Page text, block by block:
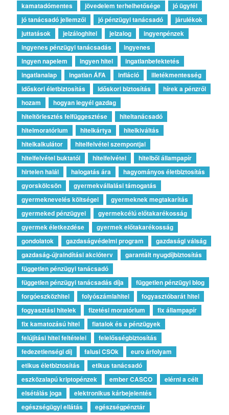
kamatadómentes
jövedelem terhelhetősége
jó ügyfél
jó tanácsadó jellemzői
jó pénzügyi tanácsadó
járulékok
juttatások
jelzáloghitel jelzalog
ingyenpénzek
ingyenes pénzügyi tanácsadás
ingyenes
ingyen napelem
ingyen hitel
ingatlanbefektetés
ingatlanalap
ingatlan ÁFA infláció
illetékmentesség
időskori életbiztosítás
időskori biztosítás
hírek a pénzről
hozam
hogyan legyél gazdag
hiteltörlesztés felfüggesztése
hiteltanácsadó
hitelmoratórium
hitelkártya
hitelkiváltás
hitelkalkulátor
hitelfelvétel szempontjai
hitelfelvétel buktatói
hitelfelvétel
hitelből állampapír
hirtelen halál
halogatás ára
hagyományos életbiztosítás
gyorskölcsön
gyermekvállalási támogatás
gyermeknevelés költségei
gyermeknek megtakarítás
gyermeked pénzügyei
gyermekcélú előtakarékosság
gyermek életkezdése
gyermek előtakarékosság
gondolatok
gazdaságvédelmi program
gazdasági válság
gazdaság-újraindítási akcióterv
garantált nyugdíjbiztosítás
független pénzügyi tanácsadó
független pénzügyi tanácsadás díja
független pénzügyi blog
forgóeszközhitel
folyószámlahitel
fogyasztóbarát hitel
fogyasztási hitelek
fizetési moratórium
fix állampapír
fix kamatozású hitel
fiatalok és a pénzügyek
felújítási hitel feltételei
felelősségbiztosítás
fedezetlenségi díj
falusi CSOk
euro árfolyam
etikus életbiztosítás
etikus tanácsadó
eszközalapú kriptopénzek
ember CASCO
elérni a célt
elsétálás joga
elektronikus kárbejelentés
egészségügyi ellátás
egészségpénztár